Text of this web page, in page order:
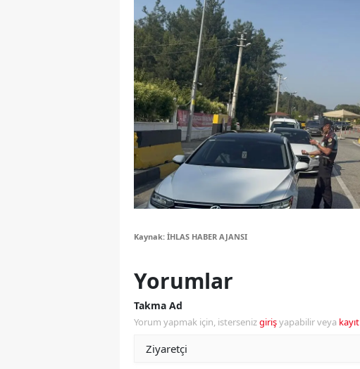
Yozgat
Zonguldak
Aksaray
Bayburt
Kaynak: İHLAS HABER AJANSI
Yorumlar
Takma Ad
Yorum yapmak için, istersenizgirişyapabilir veya kayıt